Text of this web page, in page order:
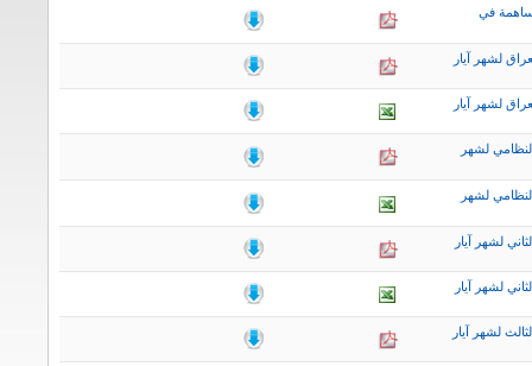
في
لشهر آيار
لشهر آيار
لشهر
لشهر
لشهر آيار
لشهر آيار
لشهر آيار